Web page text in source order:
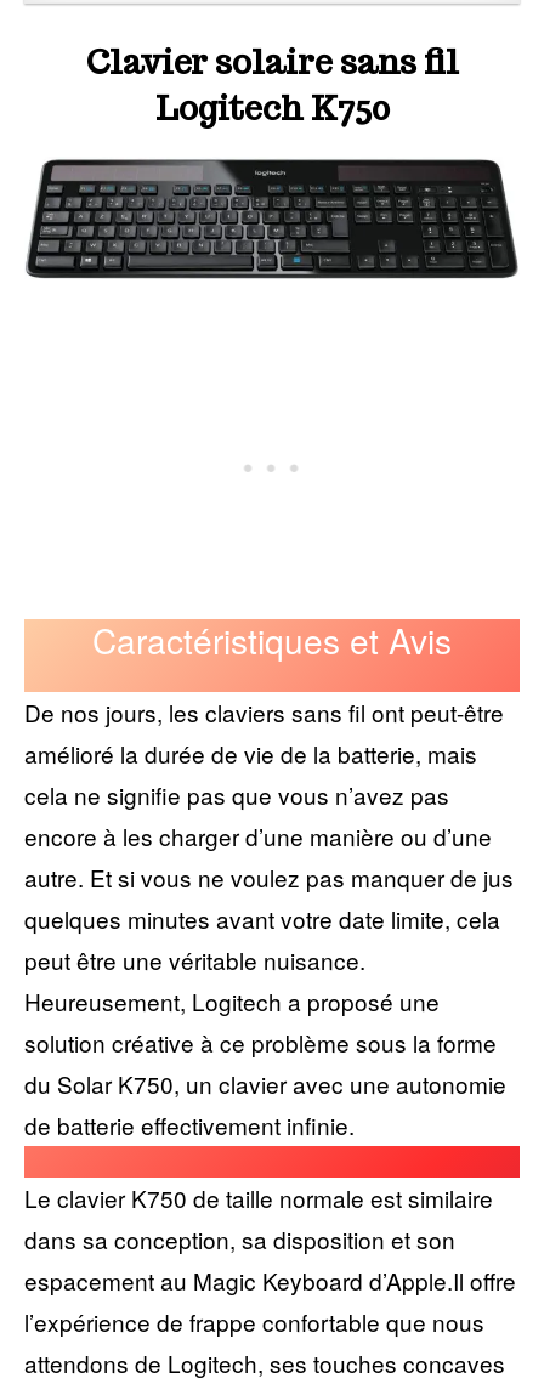
Clavier solaire sans fil
Logitech K750
Caractéristiques et Avis
De nos jours, les claviers sans fil ont peut-être
amélioré la durée de vie de la batterie, mais
cela ne signifie pas que vous n’avez pas
encore à les charger d’une manière ou d’une
autre. Et si vous ne voulez pas manquer de jus
quelques minutes avant votre date limite, cela
peut être une véritable nuisance.
Heureusement, Logitech a proposé une
solution créative à ce problème sous la forme
du Solar K750, un clavier avec une autonomie
de batterie effectivement infinie.
Le clavier K750 de taille normale est similaire
dans sa conception, sa disposition et son
espacement au Magic Keyboard d’Apple.Il offre
l’expérience de frappe confortable que nous
attendons de Logitech, ses touches concaves